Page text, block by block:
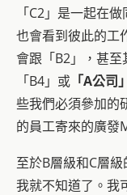
「C2」是一起在
也會看到彼此的工
會跟「B2」，甚至
「B4」或 「A公司」
些我們必須參加的
的員工寄來的廣發
至於B層級和C層
我就不知道了。我